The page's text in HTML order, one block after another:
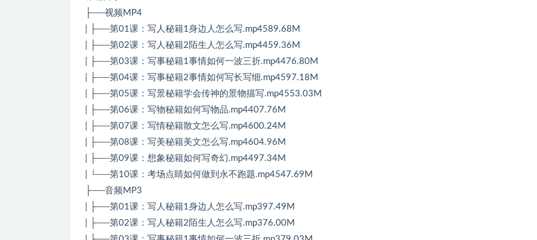
├──视频MP4
| ├──第01课：写人秘籍1身边人怎么写.mp4589.68M
| ├──第02课：写人秘籍2陌生人怎么写.mp4459.36M
| ├──第03课：写事秘籍1事情如何一波三折.mp4476.80M
| ├──第04课：写事秘籍2事情如何写长写细.mp4597.18M
| ├──第05课：写景秘籍学会传神的景物描写.mp4553.03M
| ├──第06课：写物秘籍如何写物品.mp4407.76M
| ├──第07课：写情秘籍散文怎么写.mp4600.24M
| ├──第08课：写美秘籍美文怎么写.mp4604.96M
| ├──第09课：想象秘籍如何写奇幻.mp4497.34M
| └──第10课：考场点睛如何做到永不跑题.mp4547.69M
├──音频MP3
| ├──第01课：写人秘籍1身边人怎么写.mp397.49M
| ├──第02课：写人秘籍2陌生人怎么写.mp376.00M